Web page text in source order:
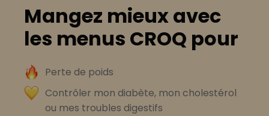
Mangez mieux avec
les menus CROQ pour
Perte de poids
Contrôler mon diabète, mon cholestérol
ou mes troubles digestifs